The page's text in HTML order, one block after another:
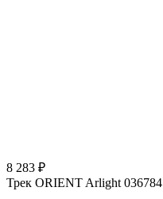
8 283 ₽
Трек ORIENT Arlight 036784